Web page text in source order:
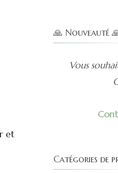
et
🙏 Nouveauté
Vous
Catégories de